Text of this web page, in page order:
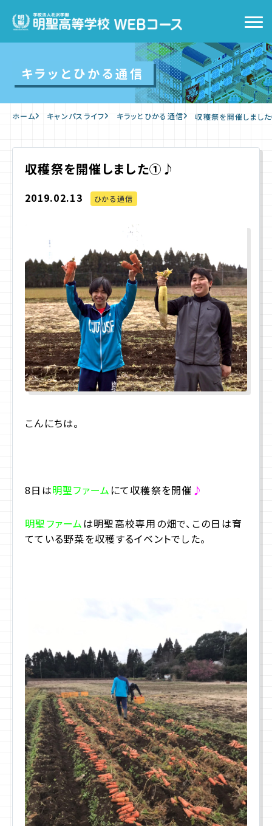
入学をお考えの方へ
WEB出願
入学案内
よくあるご質問
プライバシーポリシー
サイトマップ
お問合せ 資料請求
キラッとひかる通信
ホーム キャンパスライフ キラッとひかる通信 収穫祭を開催しま
収穫祭を開催しました①♪
2019.02.13 ひかる通信
こんにちは。
8日は明聖ファーム にて収穫祭を開催 ♪
明聖ファームは明聖高校専用の畑で、この日は育
てている野菜を収穫するイベントでした。